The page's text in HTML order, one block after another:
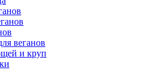
веганов
и круп